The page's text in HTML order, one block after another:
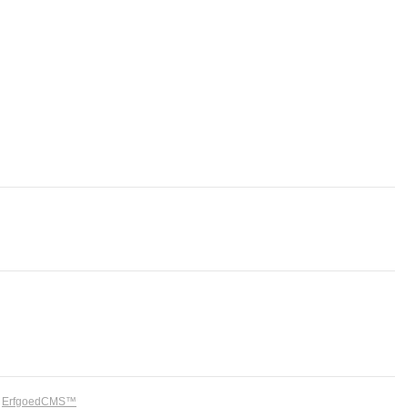
ErfgoedCMS™